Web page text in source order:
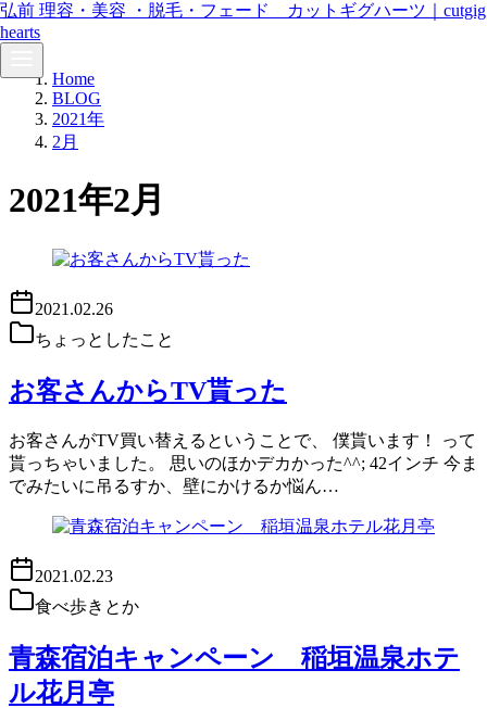
ン
移
弘前 理容・美容 ・脱毛・フェード カットギグハーツ｜cutgig
hearts
Home
BLOG
2021年
2月
2021年2月
2021.02.26
ちょっとしたこと
お客さんからTV貰った
お客さんがTV買い替えるということで、 僕貰います！ って
貰っちゃいました。 思いのほかデカかった^^; 42インチ 今ま
でみたいに吊るすか、壁にかけるか悩ん…
2021.02.23
食べ歩きとか
青森宿泊キャンペーン 稲垣温泉ホテ
ル花月亭